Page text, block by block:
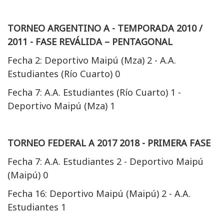
TORNEO ARGENTINO A - TEMPORADA 2010 /
2011 - FASE REVÁLIDA – PENTAGONAL
Fecha 2: Deportivo Maipú (Mza) 2 - A.A.
Estudiantes (Río Cuarto) 0
Fecha 7: A.A. Estudiantes (Río Cuarto) 1 -
Deportivo Maipú (Mza) 1
TORNEO FEDERAL A 2017 2018 - PRIMERA FASE
Fecha 7: A.A. Estudiantes 2 - Deportivo Maipú
(Maipú) 0
Fecha 16: Deportivo Maipú (Maipú) 2 - A.A.
Estudiantes 1